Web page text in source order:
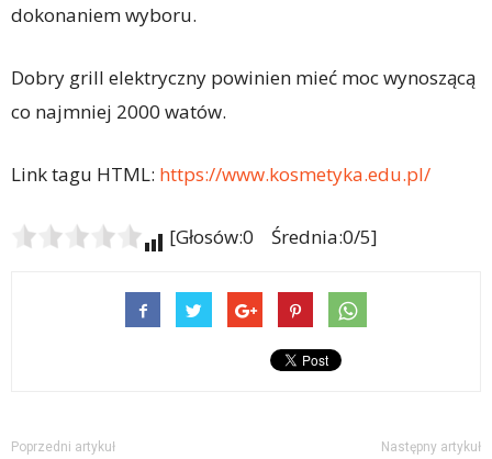
dokonaniem wyboru.
Dobry grill elektryczny powinien mieć moc wynoszącą
co najmniej 2000 watów.
Link tagu HTML: https://www.kosmetyka.edu.pl/
[Głosów:0 Średnia:0/5]
Poprzedni artykuł Następny artykuł